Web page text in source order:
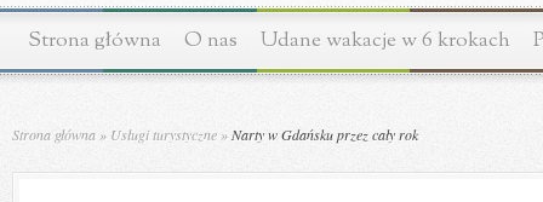
Strona główna O nas Udane wakacje w 6 krokach
Strona główna » Usługi turystyczne »Narty w Gdańsku przez cały rok